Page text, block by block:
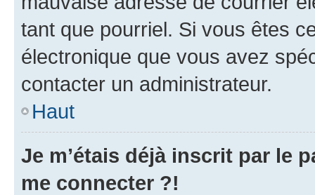
tant que pourriel. Si vous êtes
électronique que vous avez
contacter un administrateur.
Haut
Je m’étais déjà inscrit par le
me connecter ?!